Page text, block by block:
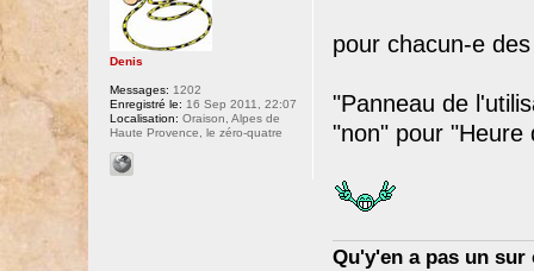
pour chacun-e
"Panneau de
"non" pour "Heure
Qu'y'en a pas un
Denis
Messages: 1202
Enregistré le: 16 Sep 2011, 22:07
Localisation: Oraison, Alpes de
Haute Provence, le zéro-quatre